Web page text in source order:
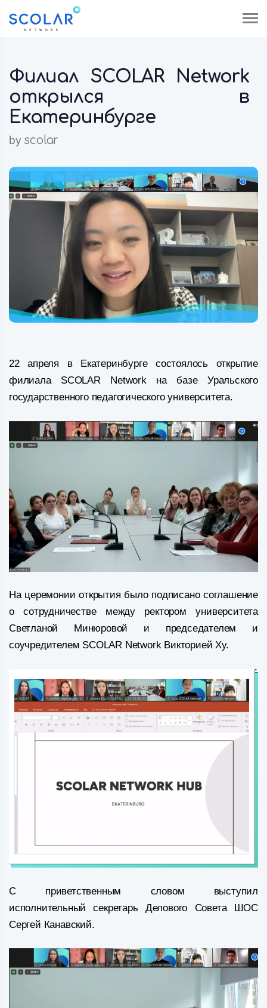
Филиал SCOLAR Network
открылся в
Екатеринбурге
by scolar
22 апреля в Екатеринбурге состоялось открытие
филиала SCOLAR Network на базе Уральского
государственного педагогического университета.
На церемонии открытия было подписано соглашение
о сотрудничестве между ректором университета
Светланой Минюровой и председателем и
соучредителем SCOLAR Network Викторией Ху.
С приветственным словом выступил
исполнительный секретарь Делового Совета ШОС
Сергей Канавский.